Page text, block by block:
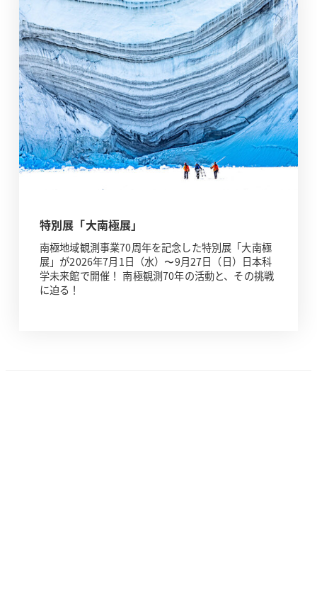
特別展「大南極展」
南極地域観測事業70周年を記念した特別展「大南極
展」が2026年7月1日（水）〜9月27日（日）日本科
学未来館で開催！ 南極観測70年の活動と、その挑戦
に迫る！